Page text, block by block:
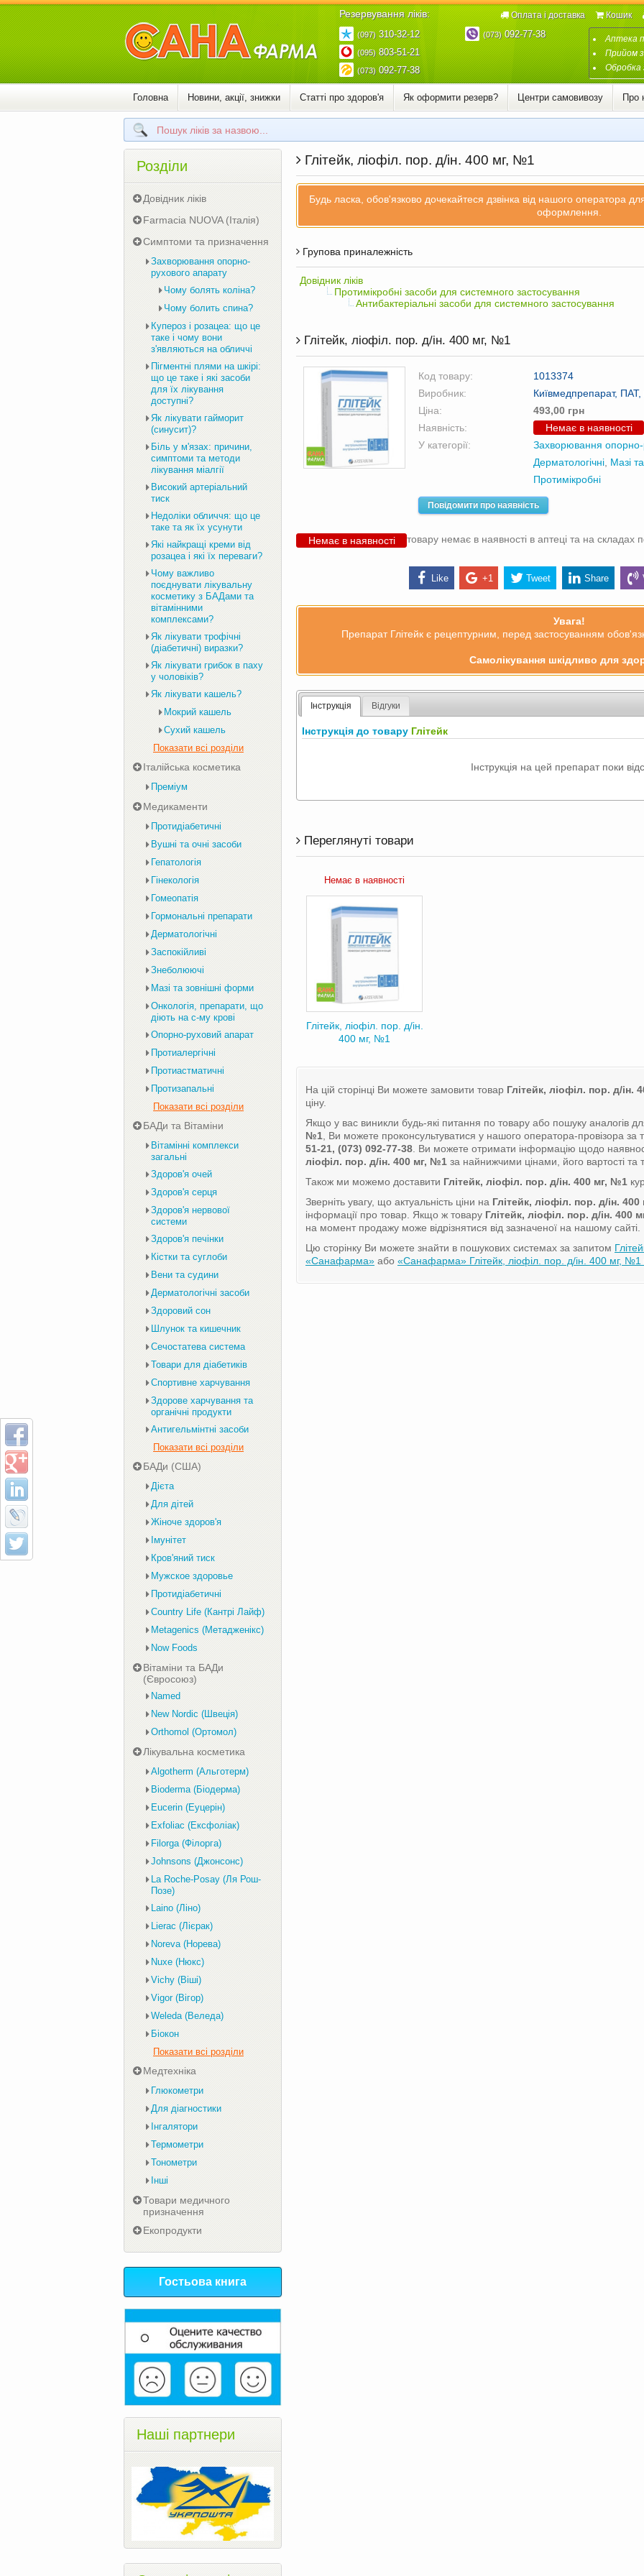
Резервування ліків:
(097)310-32-12
(095)803-51-21
(073)092-77-38
(073)092-77-38 Аптека
Прийом
Обробка
Оплата і доставка Кошик
Головна Новини, акції, знижки Статті про здоров'я Як оформити резерв? Центри самовивозу Про
Глітейк, ліофіл. пор. д/ін. 400 мг, №1
Будь ласка, обов'язково дочекайтеся дзвінка від нашого оператора
оформлення.
Групова приналежність
Довідник ліків
Протимікробні засоби для системного застосування
Антибактеріальні засоби для системного застосування
Глітейк, ліофіл. пор. д/ін. 400 мг, №1
Код товару:
1013374
Виробник:
Київмедпрепарат, ПАТ,
Ціна:
493,00 грн
Наявність:
Немає в наявності
У категорії:
Захворювання опорно-
Дерматологічні Мазі
Протимікробні
Повідомити про наявність
Немає в наявності товару немає в наявності в аптеці та на складах
Like +1 Tweet Share
Увага!
Препарат Глітейк є рецептурним, перед застосуванням
Самолікування шкідливо для
Інструкція Відгуки
Інструкція до товару Глітейк
Інструкція на цей препарат поки
Переглянуті товари
Немає в наявності
Глітейк, ліофіл. пор. д/ін.
400 мг, №1
На цій сторінці Ви можете замовити товар Глітейк, ліофіл. пор. д/ін.
ціну.
Якщо у вас виникли будь-які питання по товару або пошуку аналогів
№1 , Ви можете проконсультуватися у нашого оператора-провізора
51-21, (073) 092-77-38 . Ви можете отримати інформацію щодо
ліофіл. пор. д/ін. 400 мг, №1 за найнижчими цінами, його вартості та
Також ми можемо доставити Глітейк, ліофіл. пор. д/ін. 400 мг, №1
Зверніть увагу, що актуальність ціни на Глітейк, ліофіл. пор. д/ін.
інформації про товар. Якщо ж товару Глітейк, ліофіл. пор. д/ін. 400
на момент продажу може відрізнятися від зазначеної на нашому сайті.
Цю сторінку Ви можете знайти в пошукових системах за запитом
«Санафарма» або «Санафарма» Глітейк, ліофіл. пор. д/ін. 400 мг, №1
Розділи
Довідник ліків
Farmacia NUOVA (Італія)
Симптоми та призначення
Захворювання опорно-
рухового апарату
Чому болять коліна?
Чому болить спина?
Купероз і розацеа: що це
таке і чому вони
з'являються на обличчі
Пігментні плями на шкірі:
що це таке і які засоби
для їх лікування
доступні?
Як лікувати гайморит
(синусит)?
Біль у м'язах: причини,
симптоми та методи
лікування міалгії
Високий артеріальний
тиск
Недоліки обличчя: що це
таке та як їх усунути
Які найкращі креми від
розацеа і які їх переваги?
Чому важливо
поєднувати лікувальну
косметику з БАДами та
вітамінними
комплексами?
Як лікувати трофічні
(діабетичні) виразки?
Як лікувати грибок в паху
у чоловіків?
Як лікувати кашель?
Мокрий кашель
Сухий кашель
Показати всі розділи
Італійська косметика
Преміум
Медикаменти
Протидіабетичні
Вушні та очні засоби
Гепатологія
Гінекологія
Гомеопатія
Гормональні препарати
Дерматологічні
Заспокійливі
Знеболюючі
Мазі та зовнішні форми
Онкологія, препарати, що
діють на с-му крові
Опорно-руховий апарат
Протиалергічні
Протиастматичні
Протизапальні
Показати всі розділи
БАДи та Вітаміни
Вітамінні комплекси
загальні
Здоров'я очей
Здоров'я серця
Здоров'я нервової
системи
Здоров'я печінки
Кістки та суглоби
Вени та судини
Дерматологічні засоби
Здоровий сон
Шлунок та кишечник
Сечостатева система
Товари для діабетиків
Спортивне харчування
Здорове харчування та
органічні продукти
Антигельмінтні засоби
Показати всі розділи
БАДи (США)
Дієта
Для дітей
Жіноче здоров'я
Імунітет
Кров'яний тиск
Мужское здоровье
Протидіабетичні
Country Life (Кантрі Лайф)
Metagenics (Метадженікс)
Now Foods
Вітаміни та БАДи
(Євросоюз)
Named
New Nordic (Швеція)
Orthomol (Ортомол)
Лікувальна косметика
Algotherm (Альготерм)
Bioderma (Біодерма)
Eucerin (Еуцерін)
Exfoliac (Ексфоліак)
Filorga (Філорга)
Johnsons (Джонсонс)
La Roche-Posay (Ля Рош-
Позе)
Laino (Ліно)
Lierac (Лієрак)
Noreva (Норева)
Nuxe (Нюкс)
Vichy (Віші)
Vigor (Вігор)
Weleda (Веледа)
Біокон
Показати всі розділи
Медтехніка
Глюкометри
Для діагностики
Інгалятори
Термометри
Тонометри
Інші
Товари медичного
призначення
Екопродукти
Гостьова книга
Наші партнери